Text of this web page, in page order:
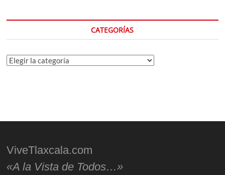
CATEGORÍAS
Categorías
ViveTlaxcala.com
«A la Vista de Todos…»